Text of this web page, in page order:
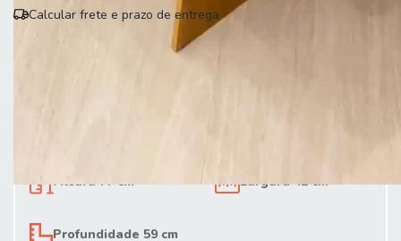
Calcular frete e prazo de entrega
Altura 77 cm Largura 41 cm
Profundidade 59 cm